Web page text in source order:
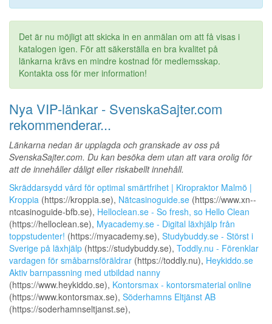
Det är nu möjligt att skicka in en anmälan om att få visas i
katalogen igen. För att säkerställa en bra kvalitet på
länkarna krävs en mindre kostnad för medlemsskap.
Kontakta oss för mer information!
Nya VIP-länkar - SvenskaSajter.com
rekommenderar...
Länkarna nedan är upplagda och granskade av oss på
SvenskaSajter.com. Du kan besöka dem utan att vara orolig för
att de innehåller dåligt eller riskabellt innehåll.
Skräddarsydd vård för optimal smärtfrihet | Kiropraktor Malmö |
Kroppia (https://kroppia.se), Nätcasinoguide.se (https://www.xn--
ntcasinoguide-bfb.se), Helloclean.se - So fresh, so Hello Clean
(https://helloclean.se), Myacademy.se - Digital läxhjälp från
toppstudenter! (https://myacademy.se), Studybuddy.se - Störst i
Sverige på läxhjälp (https://studybuddy.se), Toddly.nu - Förenklar
vardagen för småbarnsföräldrar (https://toddly.nu), Heykiddo.se
Aktiv barnpassning med utbildad nanny
(https://www.heykiddo.se), Kontorsmax - kontorsmaterial online
(https://www.kontorsmax.se), Söderhamns Eltjänst AB
(https://soderhamnseltjanst.se),